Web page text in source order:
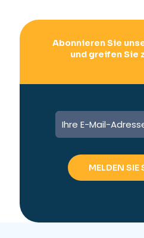
Abonnieren Sie
und greifen Sie